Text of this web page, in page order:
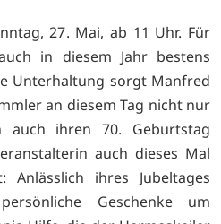
27. Mai, ab 11 Uhr. Für
in diesem Jahr bestens
Unterhaltung sorgt Manfred
an diesem Tag nicht nur
auch ihren 70. Geburtstag
auch dieses Mal
Anlässlich ihres Jubeltages
Geschenke um